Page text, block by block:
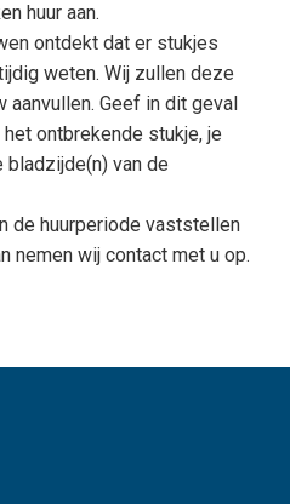
huur aan.
ontdekt dat er stukjes
weten. Wij zullen deze
aanvullen. Geef in dit geval
ontbrekende stukje, je
van de
de huurperiode vaststellen
nemen wij contact met u op.